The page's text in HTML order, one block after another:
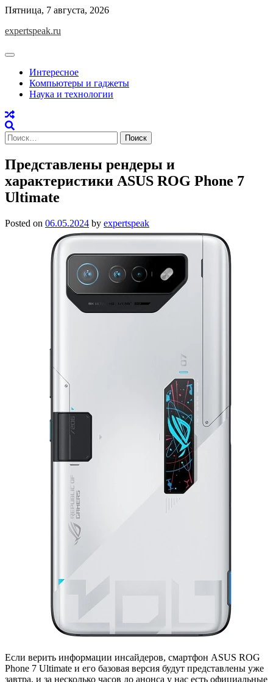
Skip
content
Пятница, 7 августа, 2026
expertspeak.ru
Интересное
Компьютеры и гаджеты
Наука и технологии
Найти:
Представлены рендеры и
характеристики ASUS ROG Phone 7
Ultimate
Posted on 06.05.2024 by expertspeak
Если верить информации инсайдеров, смартфон ASUS ROG
Phone 7 Ultimate и его базовая версия будут представлены уже
завтра, и за несколько часов до анонса у нас есть официальные